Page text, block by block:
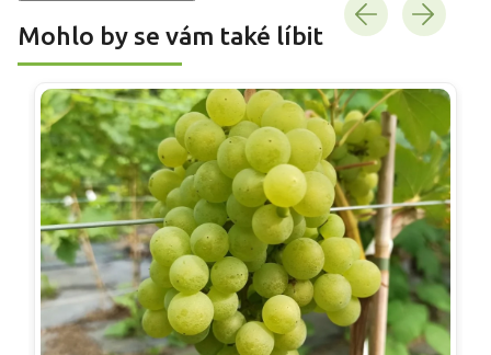
Mohlo by se vám také líbit